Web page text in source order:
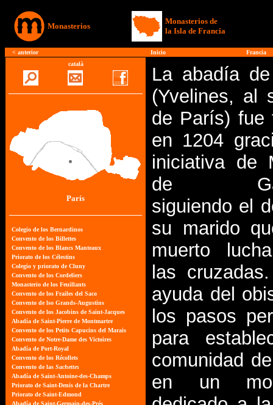
Monasterios
Monasterios de
la Isla de Francia
< anterior Inicio
Francia
català
París
La abadía
(Yvelines, al
de París) fue
en 1204
iniciativa de
de
siguiendo el
su marido
muerto
las
ayuda del
los pasos
para
comunidad
en un